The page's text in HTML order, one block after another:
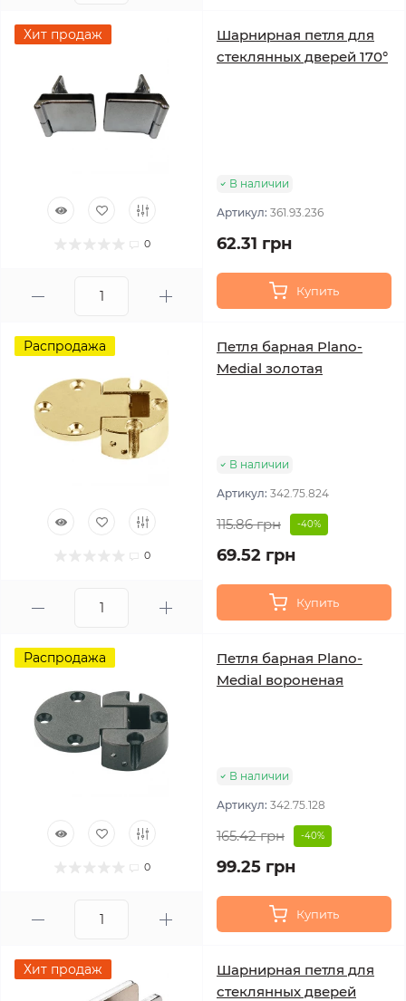
Хит продаж
0
Шарнирная петля для
стеклянных дверей 170°
В наличии
Артикул: 361.93.236
62.31 грн
Купить
Распродажа
0
Петля барная Plano-
Medial золотая
В наличии
Артикул: 342.75.824
115.86 грн -40%
69.52 грн
Купить
Распродажа
0
Петля барная Plano-
Medial вороненая
В наличии
Артикул: 342.75.128
165.42 грн -40%
99.25 грн
Купить
Хит продаж
Шарнирная петля для
стеклянных дверей